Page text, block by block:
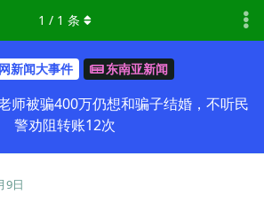
新闻大事件 东南亚新闻
师被骗400万仍想和骗子结婚，不听民
警劝阻转账12次
1 / 1 条
9日